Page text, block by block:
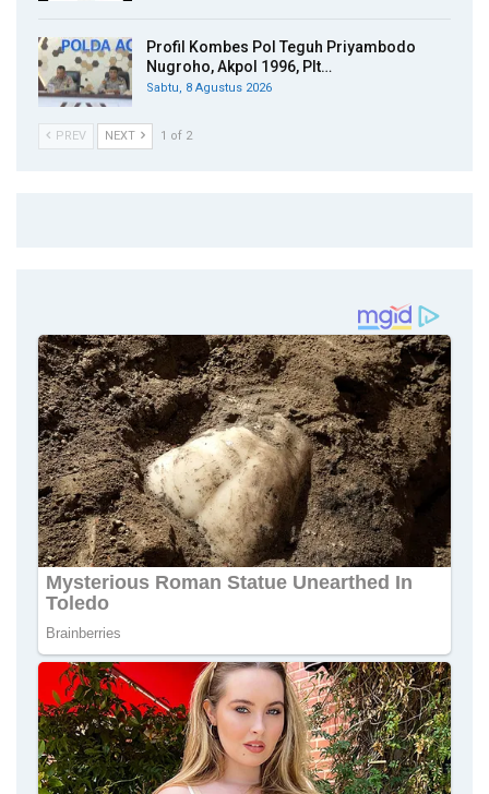
Profil Kombes Pol Teguh Priyambodo
Nugroho, Akpol 1996, Plt…
Sabtu, 8 Agustus 2026
PREV NEXT 1 of 2